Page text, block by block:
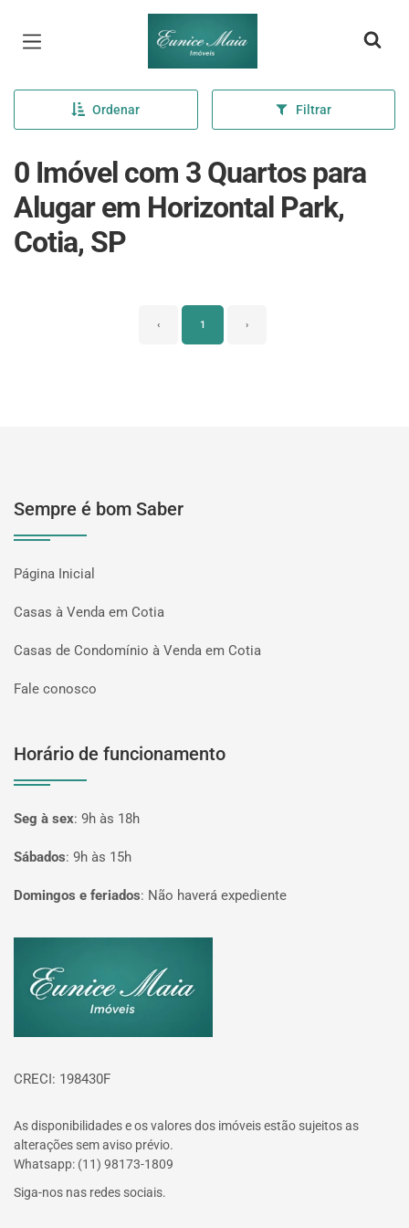
Página inicial
Ordenar Filtrar
0 Imóvel com 3 Quartos para
Alugar em Horizontal Park,
Cotia, SP
‹ 1 ›
Sempre é bom Saber
Página Inicial
Casas à Venda em Cotia
Casas de Condomínio à Venda em Cotia
Fale conosco
Horário de funcionamento
Seg à sex: 9h às 18h
Sábados: 9h às 15h
Domingos e feriados: Não haverá expediente
CRECI: 198430F
As disponibilidades e os valores dos imóveis estão sujeitos as
alterações sem aviso prévio.
Whatsapp: (11) 98173-1809
Siga-nos nas redes sociais.